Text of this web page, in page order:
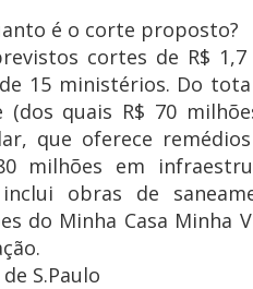
é o corte proposto?
cortes de R$
15 ministérios. Do
(dos quais R$ 70
que oferece
milhões em
obras de
do Minha Casa Minha
S.Paulo